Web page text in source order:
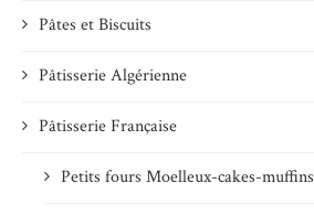
Pâtes et Biscuits
Pâtisserie Algérienne
Pâtisserie Française
Petits fours Moelleux-cakes-muffins